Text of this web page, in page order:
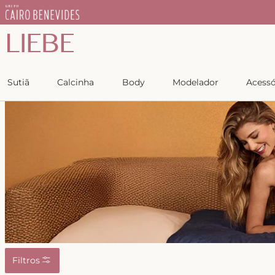
Sutiã Calcinha Body Modelador
Filtros